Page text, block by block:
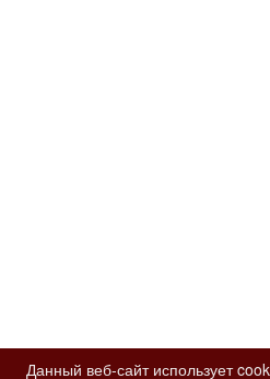
Данный веб-сайт использует